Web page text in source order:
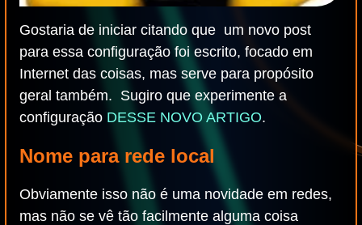
Gostaria de iniciar citando que um novo post
para essa configuração foi escrito, focado em
Internet das coisas, mas serve para propósito
geral também. Sugiro que experimente a
configuração DESSE NOVO ARTIGO.
Nome para rede local
Obviamente isso não é uma novidade em redes,
mas não se vê tão facilmente alguma coisa